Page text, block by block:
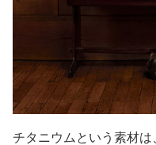
チタニウムという素材